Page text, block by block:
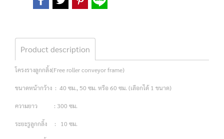
Product description
โครงรางลูกกลิ้ง(Free roller conveyor frame)
ขนาดหน้ากว้าง : 40 ซม., 50 ซม. หรือ 60 ซม. (เลือกได้ 1 ขนาด)
ความยาว : 300 ซม.
ระยะรูลูกกลิ้ง : 10 ซม.